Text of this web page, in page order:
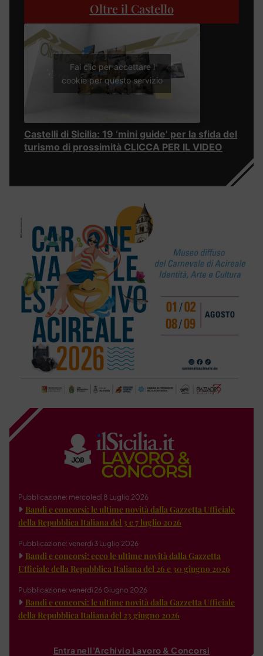
Oltre il Castello
Fai clic per accettare i
cookie per questo servizio
Castelli di Sicilia: 19 ‘mini guide’ per la sfida del
turismo di prossimità CLICCA PER IL VIDEO
Pubblicazione: mercoledì 8 Luglio 2026
Bandi e concorsi: le ultime novità dalla Gazzetta Ufficiale
della Repubblica Italiana del 3 e 7 luglio 2026
Pubblicazione: venerdì 3 Luglio 2026
Bandi e concorsi: ecco le ultime novità dalla Gazzetta
Ufficiale della Repubblica Italiana del 26 e 30 giugno 2026
Pubblicazione: venerdì 26 Giugno 2026
Bandi e concorsi: le ultime novità dalla Gazzetta Ufficiale
della Repubblica Italiana del 23 giugno 2026
Entra nell'Archivio Lavoro & Concorsi